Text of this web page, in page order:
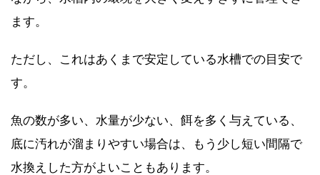
ます。
ただし、これはあくまで安定している水槽での目安で
す。
魚の数が多い、水量が少ない、餌を多く与えている、
底に汚れが溜まりやすい場合は、もう少し短い間隔で
水換えした方がよいこともあります。